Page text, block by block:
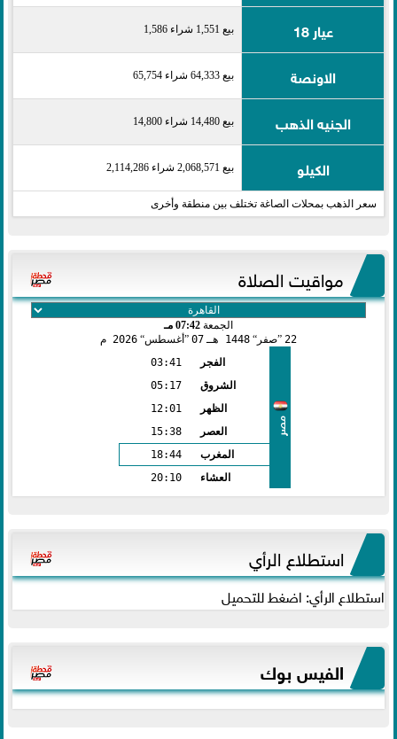
عيار 18 بيع 1,551 شراء 1,586
الاونصة بيع 64,333 شراء 65,754
الجنيه الذهب بيع 14,480 شراء 14,800
الكيلو بيع 2,068,571 شراء 2,114,286
سعر الذهب بمحلات الصاغة تختلف بين منطقة وأخرى
مواقيت الصلاة
الجمعة 07:42 مـ
22
صفر 1448 هـ 07 أغسطس 2026 م
مصر
الفجر
03:41
الشروق
05:17
الظهر
12:01
العصر
15:38
المغرب
18:44
العشاء
20:10
استطلاع الرأي
استطلاع الرأي: اضغط للتحميل
الفيس بوك